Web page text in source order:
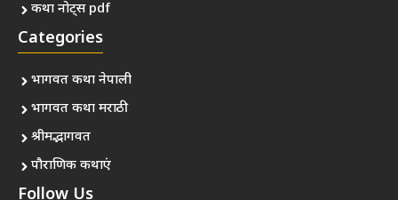
कथा नोट्स pdf
Categories
भागवत कथा नेपाली
भागवत कथा मराठी
श्रीमद्भागवत
पौराणिक कथाएं
Follow Us